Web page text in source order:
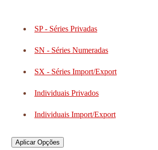
SP - Séries Privadas
SN - Séries Numeradas
SX - Séries Import/Export
Individuais Privados
Individuais Import/Export
Aplicar Opções